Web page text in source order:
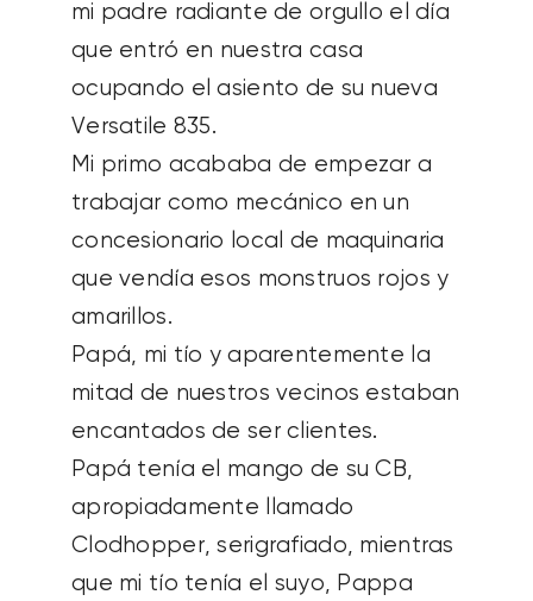
mi padre radiante de orgullo el día
que entró en nuestra casa
ocupando el asiento de su nueva
Versatile 835.
Mi primo acababa de empezar a
trabajar como mecánico en un
concesionario local de maquinaria
que vendía esos monstruos rojos y
amarillos.
Papá, mi tío y aparentemente la
mitad de nuestros vecinos estaban
encantados de ser clientes.
Papá tenía el mango de su CB,
apropiadamente llamado
Clodhopper, serigrafiado, mientras
que mi tío tenía el suyo, Pappa